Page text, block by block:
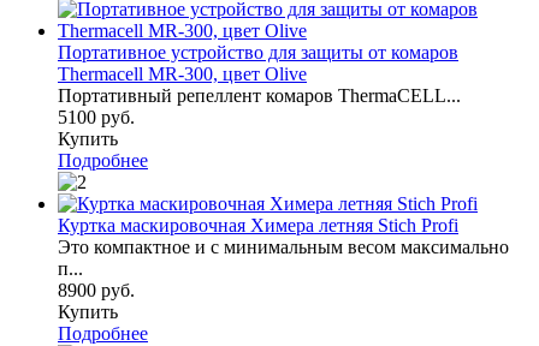
Портативное устройство для защиты от комаров
Thermaсеll MR-300, цвет Olive
Портативный репеллент комаров ThermaCELL...
5100 руб.
Купить
Подробнее
Куртка маскировочная Химера летняя Stich Profi
Это компактное и с минимальным весом максимально
п...
8900 руб.
Купить
Подробнее